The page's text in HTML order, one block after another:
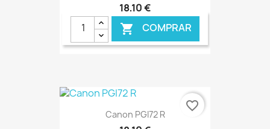
18,10 €
 COMPRAR
€ ONLINE
Canon PGI72 R
favorite_border